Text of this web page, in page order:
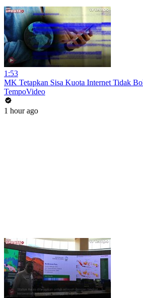
1:53
MK Tetapkan Sisa Kuota Internet Tidak
TempoVideo
1 hour ago